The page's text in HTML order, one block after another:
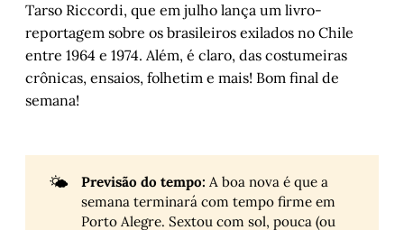
Tarso Riccordi, que em julho lança um livro-
reportagem sobre os brasileiros exilados no Chile
entre 1964 e 1974. Além, é claro, das costumeiras
crônicas, ensaios, folhetim e mais! Bom final de
semana!
🌤️ Previsão do tempo: A boa nova é que a
semana terminará com tempo firme em
Porto Alegre. Sextou com sol, pouca (ou